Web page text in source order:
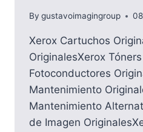
By gustavoimagingroup
Xerox Cartuchos
OriginalesXerox
Fotoconductores
Mantenimiento
Mantenimiento
de Imagen